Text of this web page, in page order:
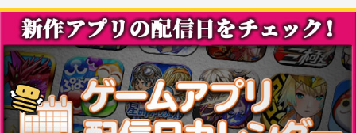
糸師冴【『美しく壊す』哲学】
潔世一【この一瞬に『反射』し
ろ】
常時テクニックアップ